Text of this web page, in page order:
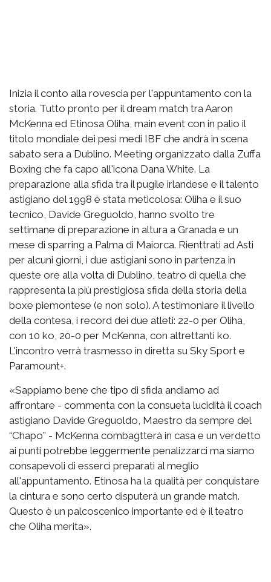
Inizia il conto alla rovescia per l'appuntamento con la
storia. Tutto pronto per il dream match tra Aaron
McKenna ed Etinosa Oliha, main event con in palio il
titolo mondiale dei pesi medi IBF che andrà in scena
sabato sera a Dublino. Meeting organizzato dalla Zuffa
Boxing che fa capo all'icona Dana White. La
preparazione alla sfida tra il pugile irlandese e il talento
astigiano del 1998 è stata meticolosa: Oliha e il suo
tecnico, Davide Greguoldo, hanno svolto tre
settimane di preparazione in altura a Granada e un
mese di sparring a Palma di Maiorca. Rienttrati ad Asti
per alcuni giorni, i due astigiani sono in partenza in
queste ore alla volta di Dublino, teatro di quella che
rappresenta la più prestigiosa sfida della storia della
boxe piemontese (e non solo). A testimoniare il livello
della contesa, i record dei due atleti: 22-0 per Oliha,
con 10 ko, 20-0 per McKenna, con altrettanti ko.
L'incontro verrà trasmesso in diretta su Sky Sport e
Paramount+.
«Sappiamo bene che tipo di sfida andiamo ad
affrontare - commenta con la consueta lucidità il coach
astigiano Davide Greguoldo, Maestro da sempre del
“Chapo” - McKenna combagtterà in casa e un verdetto
ai punti potrebbe leggermente penalizzarci ma siamo
consapevoli di esserci preparati al meglio
all'appuntamento. Etinosa ha la qualità per conquistare
la cintura e sono certo disputerà un grande match.
Questo è un palcoscenico importante ed è il teatro
che Oliha merita».